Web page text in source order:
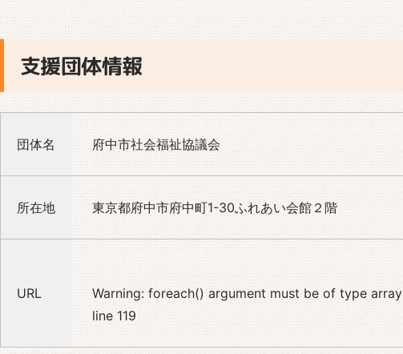
支援団体情報
団体名 府中市社会福祉協議会
所在地 東京都府中市府中町1-30ふれあい会館２階
URL Warning: foreach() argument must be of type
line119